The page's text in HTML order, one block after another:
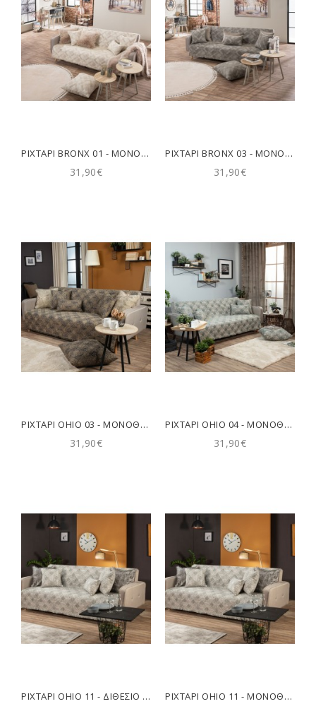
ΡΙΧΤΆΡΙ BRONX 01 - ΜΟΝΟΘΈΣΙΟ 180X150CM TEORAN
31,90€
ΡΙΧΤΆΡΙ BRONX 03 - ΜΟΝΟΘΈΣΙΟ 180X150CM TEORAN
31,90€
ΡΙΧΤΆΡΙ OHIO 03 - ΜΟΝΟΘΈΣΙΟ 180X150CM TEORAN
31,90€
ΡΙΧΤΆΡΙ OHIO 04 - ΜΟΝΟΘΈΣΙΟ 180X150CM TEORAN
31,90€
ΡΙΧΤΆΡΙ OHIO 11 - ΔΙΘΈΣΙΟ 180X250CM TEORAN ΡΙΧΤΆΡΙ OHIO 11 - ΜΟΝΟΘΈΣΙΟ 180X150CM TEORAN